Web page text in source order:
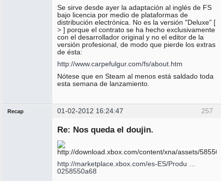
Se sirve desde ayer la adaptación al inglés de FS
bajo licencia por medio de plataformas de
distribución electrónica. No es la versión "Deluxe" [
> ] porque el contrato se ha hecho exclusivamente
con el desarrollador original y no el editor de la
versión profesional, de modo que pierde los extras
de ésta:
http://www.carpefulgur.com/fs/about.htm
Nótese que en Steam al menos está saldado toda
esta semana de lanzamiento.
257
Recap 01-02-2012 16:24:47
Re: Nos queda el doujin.
http://marketplace.xbox.com/es-ES/Produ …
0258550a68